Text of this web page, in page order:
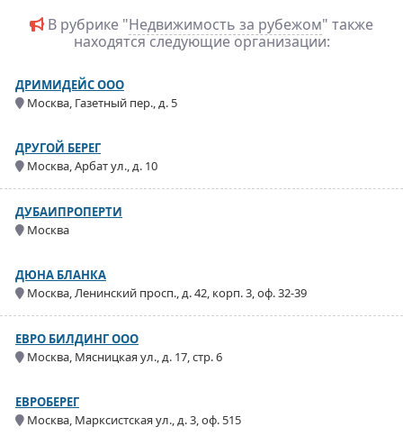
В рубрике "Недвижимость за рубежом" также
находятся следующие организации:
ДРИМИДЕЙС ООО
Москва, Газетный пер., д. 5
ДРУГОЙ БЕРЕГ
Москва, Арбат ул., д. 10
ДУБАИПРОПЕРТИ
Москва
ДЮНА БЛАНКА
Москва, Ленинский просп., д. 42, корп. 3, оф. 32-39
ЕВРО БИЛДИНГ ООО
Москва, Мясницкая ул., д. 17, стр. 6
ЕВРОБЕРЕГ
Москва, Марксистская ул., д. 3, оф. 515